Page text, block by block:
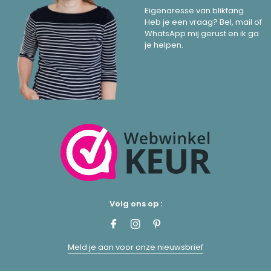
Eigenaresse van blikfang.
Heb je een vraag? Bel, mail of
WhatsApp mij gerust en ik ga
je helpen.
Volg ons op :
Meld je aan voor onze nieuwsbrief